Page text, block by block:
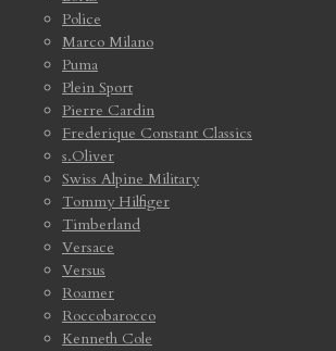
Police
Marco Milano
Puma
Plein Sport
Pierre Cardin
Frederique Constant Classics
s.Oliver
Swiss Alpine Military
Tommy Hilfiger
Timberland
Versace
Versus
Roamer
Roccobarocco
Kenneth Cole